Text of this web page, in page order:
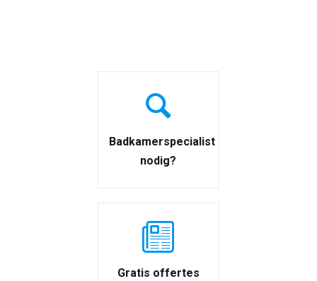
Badkamerspecialist
nodig?
Gratis offertes